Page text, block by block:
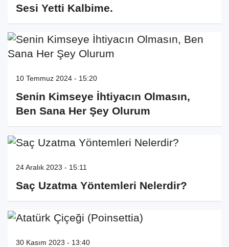
Sesi Yetti Kalbime.
10 Temmuz 2024 - 15:20
Senin Kimseye İhtiyacın Olmasın,
Ben Sana Her Şey Olurum
24 Aralık 2023 - 15:11
Saç Uzatma Yöntemleri Nelerdir?
30 Kasım 2023 - 13:40